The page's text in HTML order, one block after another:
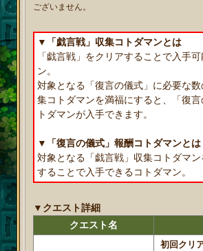
ございません。
▼「戯言戦」収集コトダマンとは
「戯言戦」をクリアすることで入手
ン。
対象となる「復言の儀式」に必要な
集コトダマンを満福にすると、「復
トダマンが入手できます。
▼「復言の儀式」報酬コトダマンとは
対象となる「戯言戦」収集コトダマ
することで入手できるコトダマン。
▼クエスト詳細
クエスト名
初回クリ